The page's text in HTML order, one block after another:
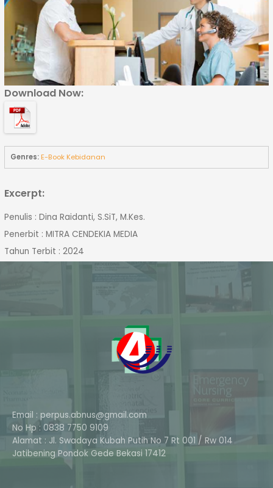
Download Now:
Genres:E-Book Kebidanan
Excerpt:
Penulis : Dina Raidanti, S.SiT, M.Kes.
Penerbit : MITRA CENDEKIA MEDIA
Tahun Terbit : 2024
Email : perpus.abnus@gmail.com
No Hp : 0838 7750 9109
Alamat : Jl. Swadaya Kubah Putih No 7 Rt 001 / Rw 014
Jatibening Pondok Gede Bekasi 17412